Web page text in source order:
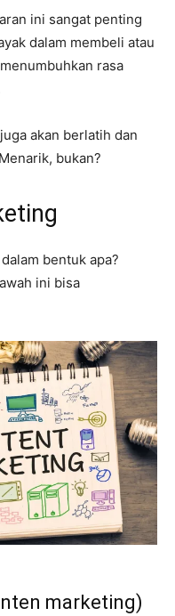
ini sangat penting
dalam membeli atau
rasa
akan berlatih dan
bukan?
bentuk apa?
ini bisa
marketing)